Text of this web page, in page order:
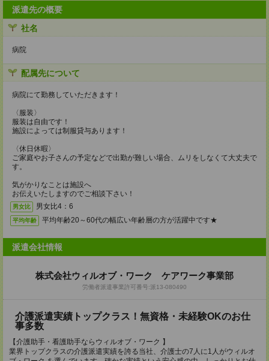
派遣先の概要
社名
病院
配属先について
病院にて勤務していただきます！
〈服装〉
服装は自由です！
施設によっては制服貸与あります！
〈休日休暇〉
ご家庭やお子さんの予定などで出勤が難しい場合、ムリをしなくて大丈夫で
す。
気がかりなことは施設へ
お伝えいたしますのでご相談下さい！
男女比 男女比4：6
平均年齢 平均年齢20～60代の幅広い年齢層の方が活躍中です★
派遣会社情報
株式会社ウィルオブ・ワーク ケアワーク事業部
労働者派遣事業許可番号:派13‐080490
介護派遣実績トップクラス！無資格・未経験OKのお仕
事多数
【介護助手・看護助手ならウィルオブ・ワーク 】
業界トップクラスの介護派遣実績を誇る当社、介護士の7人に1人がウィルオ